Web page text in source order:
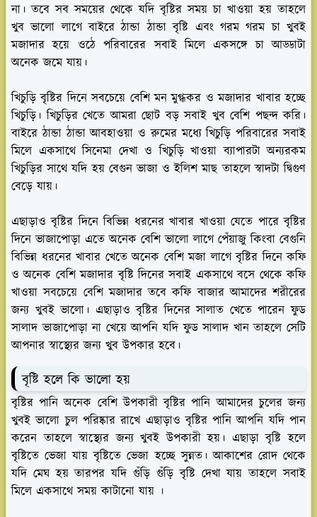
না। তবে সব সময়ের থেকে যদি বৃষ্টির সময় চা খাওয়া হয় তাহলে
খুব ভালো লাগে বাইরে ঠান্ডা ঠান্ডা বৃষ্টি এবং গরম গরম চা খুবই
মজাদার হয়ে ওঠে পরিবারের সবাই মিলে একসঙ্গে চা আড্ডাটা
অনেক জমে যায়।
খিচুড়ি বৃষ্টির দিনে সবচেয়ে বেশি মন মুগ্ধকর ও মজাদার খাবার হচ্ছে
খিচুড়ি। খিচুড়ির খেতে আমরা ছোট বড় সবাই খুব বেশি পছন্দ করি।
বাইরে ঠান্ডা ঠান্ডা আবহাওয়া ও রুমের মধ্যে খিচুড়ি পরিবারের সবাই
মিলে একসাথে সিনেমা দেখা ও খিচুড়ি খাওয়া ব্যাপারটা অন্যরকম
খিচুড়ির সাথে যদি হয় বেগুন ভাজা ও ইলিশ মাছ তাহলে স্বাদটা দ্বিগুণ
বেড়ে যায়।
এছাড়াও বৃষ্টির দিনে বিভিন্ন ধরনের খাবার খাওয়া যেতে পারে বৃষ্টির
দিনে ভাজাপোড়া এতে অনেক বেশি ভালো লাগে পেঁয়াজু কিংবা বেগুনি
বিভিন্ন ধরনের খাবার খেতে অনেক বেশি মজা লাগে বৃষ্টির দিনে কফি
ও অনেক বেশি মজাদার বৃষ্টি দিনের সবাই একসাথে বসে থেকে কফি
খাওয়া সবচেয়ে বেশি মজাদার তবে কফি বাজার আমাদের শরীরের
জন্য খুবই ভালো। এছাড়াও বৃষ্টির দিনের সালাত খেতে পারেন ফুড
সালাদ ভাজাপোড়া না খেয়ে আপনি যদি ফুড সালাদ খান তাহলে সেটি
আপনার স্বাস্থ্যের জন্য খুব উপকার হবে।
বৃষ্টি হলে কি ভালো হয়
বৃষ্টির পানি অনেক বেশি উপকারী বৃষ্টির পানি আমাদের চুলের জন্য
খুবই ভালো চুল পরিষ্কার রাখে এছাড়াও বৃষ্টির পানি আপনি যদি পান
করেন তাহলে স্বাস্থ্যের জন্য খুবই উপকারী হয়। এছাড়া বৃষ্টি হলে
বৃষ্টিতে ভেজা যায় বৃষ্টিতে ভেজা হচ্ছে সুন্নত। আকাশের রোদ থেকে
যদি মেঘ হয় তারপর যদি গুঁড়ি গুঁড়ি বৃষ্টি দেখা যায় তাহলে সবাই
মিলে একসাথে সময় কাটানো যায় ।